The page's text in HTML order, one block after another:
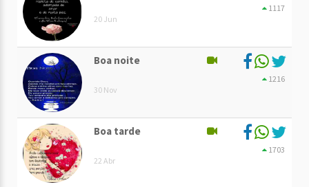
20 Jun
1117
Boa noite
30 Nov
1216
Boa tarde
22 Abr
1703